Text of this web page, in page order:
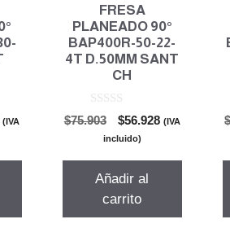
El
(IVA
FRESA
PLANEADO 90°
BAP400R-50-22-
4T D.50MM SANT
CH
0
d
$75.903
El
precio
era:
$75.903.
$56.928El(IVA
incluido)
Añadir al
carrito